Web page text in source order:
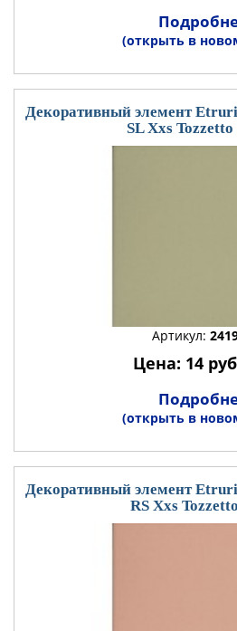
(открыть в
Декоративный элемент
SL Xxs
Артикул:
Цена: 14
(открыть в
Декоративный элемент
RS Xxs